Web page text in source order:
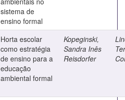
sistema de
ensino formal
Horta escolar
como estratégia
de ensino para a
educação
ambiental formal
Kopeginski,
Sandra Inês
Reisdorfer